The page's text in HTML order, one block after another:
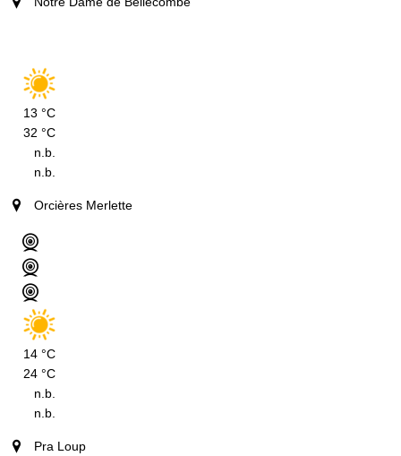
13 °C
32 °C
n.b.
n.b.
Orcières Merlette
14 °C
24 °C
n.b.
n.b.
Pra Loup